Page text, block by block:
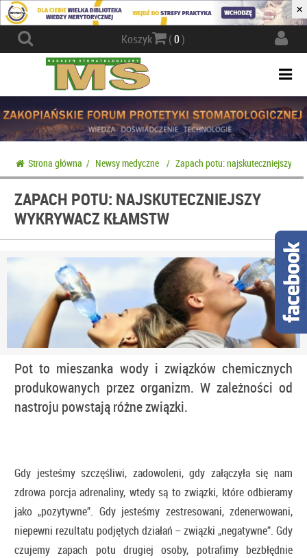
×
Koszyk (0)
Strona główna / Newsy medyczne / Zapach potu: najskuteczniejszy
ZAPACH POTU: NAJSKUTECZNIEJSZY
WYKRYWACZ KŁAMSTW
Pot to mieszanka wody i związków chemicznych
produkowanych przez organizm. W zależności od
nastroju powstają różne związki.
Gdy jesteśmy szczęśliwi, zadowoleni, gdy załączyła się nam
zdrowa porcja adrenaliny, wtedy są to związki, które odbieramy
jako „pozytywne”. Gdy jesteśmy zestresowani, zdenerwowani,
niepewni rezultatu podjętych działań – związki „negatywne”. Gdy
czujemy zapach potu drugiej osoby, potrafimy bezbłędnie